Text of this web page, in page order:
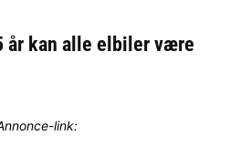
link: